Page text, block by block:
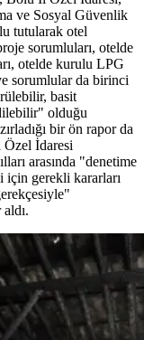
ve Sosyal Güvenlik
tutularak otel
sorumluları, otelde
otelde kurulu LPG
sorumlular da birinci
basit
olduğu
bir ön rapor da
İdaresi
arasında "denetime
için gerekli kararları